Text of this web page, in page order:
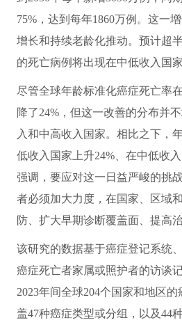
75%，达到每年1860万例。这一
增长和持续老龄化推动。预计超
的死亡病例将出现在中低收入国家
尽管全球年龄标准化癌症死亡率
降了24%，但这一改善的分布并
入和中高收入国家。相比之下，
低收入国家上升24%、在中低收
强调，要应对这一日益严峻的挑
者必须加大力度，在国家、区域
防、扩大早期诊断覆盖面、提高
该研究的数据基于癌症登记系统
癌症死亡者家属或照护者的访谈
2023年间全球204个国家和地区
盖47种癌症类型或分组，以及44